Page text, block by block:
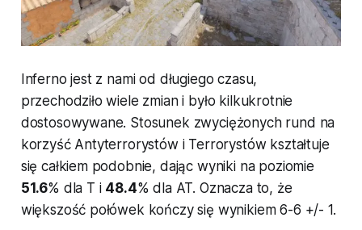
Inferno jest z nami od długiego czasu,
przechodziło wiele zmian i było kilkukrotnie
dostosowywane. Stosunek zwyciężonych rund na
korzyść Antyterrorystów i Terrorystów kształtuje
się całkiem podobnie, dając wyniki na poziomie
51.6% dla T i 48.4% dla AT. Oznacza to, że
większość połówek kończy się wynikiem 6-6 +/- 1.